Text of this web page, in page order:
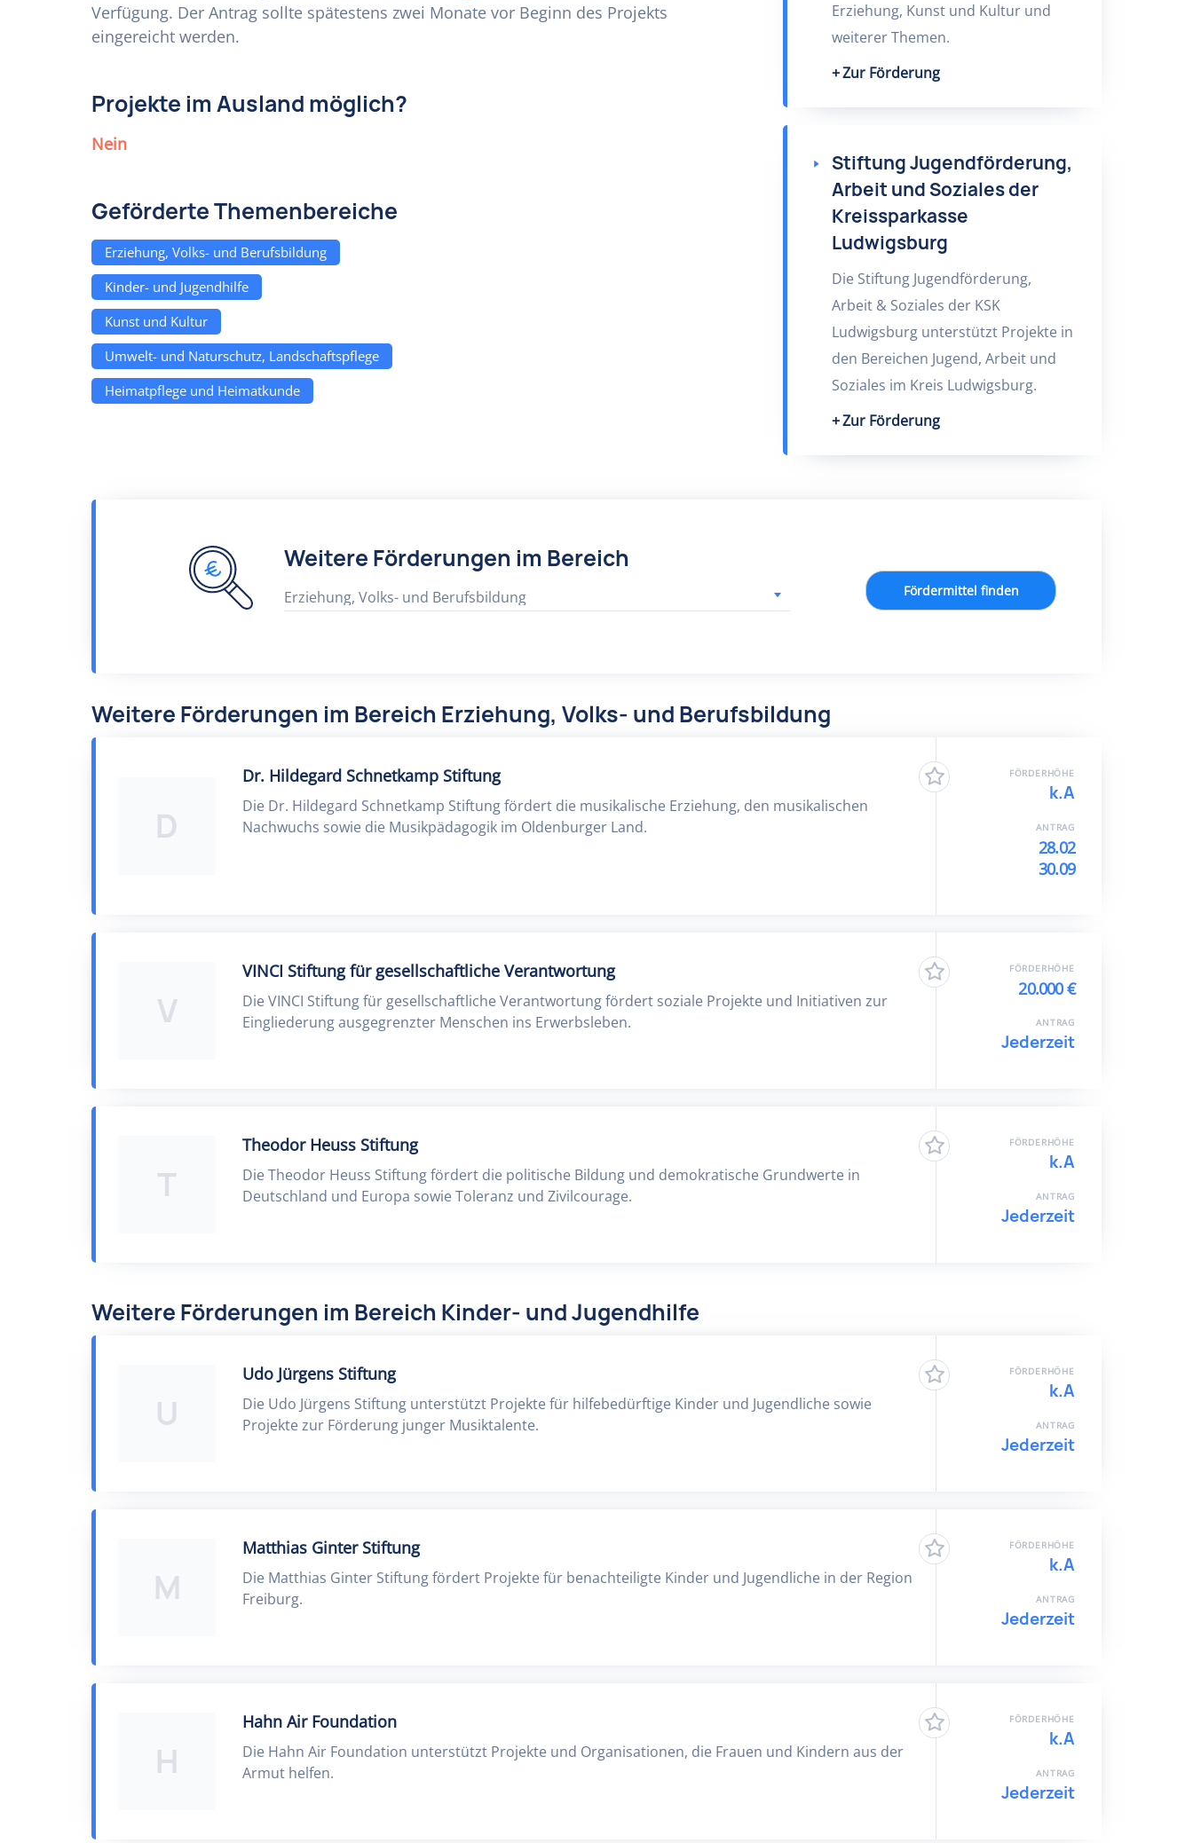
Verfügung. Der Antrag sollte spätestens zwei Monate vor Beginn des Projekts
eingereicht werden.
Projekte im Ausland möglich?
Nein
Geförderte Themenbereiche
Erziehung, Volks- und Berufsbildung
Kinder- und Jugendhilfe
Kunst und Kultur
Umwelt- und Naturschutz, Landschaftspflege
Heimatpflege und Heimatkunde
Erziehung, Kunst und Kultur und
weiterer Themen.
Zur Förderung
Stiftung Jugendförderung,
Arbeit und Soziales der
Kreissparkasse
Ludwigsburg
Die Stiftung Jugendförderung,
Arbeit & Soziales der KSK
Ludwigsburg unterstützt Projekte in
den Bereichen Jugend, Arbeit und
Soziales im Kreis Ludwigsburg.
Zur Förderung
Weitere Förderungen im Bereich
Erziehung, Volks- und Berufsbildung Fördermittel finden
Weitere Förderungen im Bereich Erziehung, Volks- und Berufsbildung
D
Dr. Hildegard Schnetkamp Stiftung
Die Dr. Hildegard Schnetkamp Stiftung fördert die musikalische Erziehung, den musikalischen
Nachwuchs sowie die Musikpädagogik im Oldenburger Land.
FÖRDERHÖHE
k.A
ANTRAG
28.02
30.09
V
VINCI Stiftung für gesellschaftliche Verantwortung
Die VINCI Stiftung für gesellschaftliche Verantwortung fördert soziale Projekte und Initiativen zur
Eingliederung ausgegrenzter Menschen ins Erwerbsleben.
FÖRDERHÖHE
20.000 €
ANTRAG
Jederzeit
T
Theodor Heuss Stiftung
Die Theodor Heuss Stiftung fördert die politische Bildung und demokratische Grundwerte in
Deutschland und Europa sowie Toleranz und Zivilcourage.
FÖRDERHÖHE
k.A
ANTRAG
Jederzeit
Weitere Förderungen im Bereich Kinder- und Jugendhilfe
U
Udo Jürgens Stiftung
Die Udo Jürgens Stiftung unterstützt Projekte für hilfebedürftige Kinder und Jugendliche sowie
Projekte zur Förderung junger Musiktalente.
FÖRDERHÖHE
k.A
ANTRAG
Jederzeit
M
Matthias Ginter Stiftung
Die Matthias Ginter Stiftung fördert Projekte für benachteiligte Kinder und Jugendliche in der Region
Freiburg.
FÖRDERHÖHE
k.A
ANTRAG
Jederzeit
H
Hahn Air Foundation
Die Hahn Air Foundation unterstützt Projekte und Organisationen, die Frauen und Kindern aus der
Armut helfen.
FÖRDERHÖHE
k.A
ANTRAG
Jederzeit